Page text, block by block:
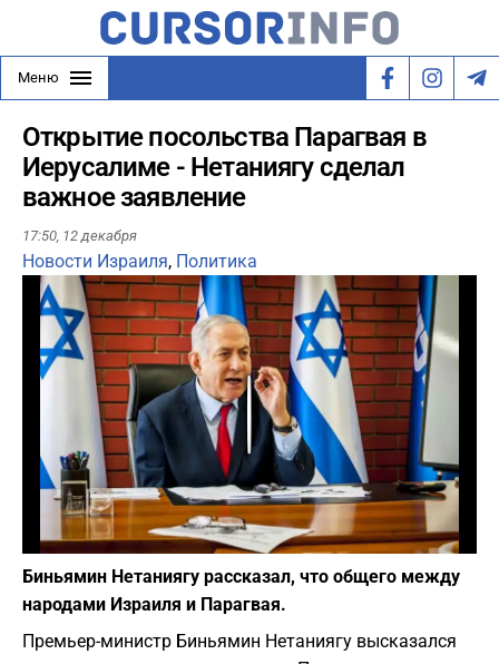
Меню
Открытие посольства Парагвая в
Иерусалиме - Нетаниягу сделал
важное заявление
17:50, 12 декабря
Новости Израиля, Политика
Play
Фото: depositphotos.com
Биньямин Нетаниягу рассказал, что общего между
народами Израиля и Парагвая.
Премьер-министр Биньямин Нетаниягу высказался